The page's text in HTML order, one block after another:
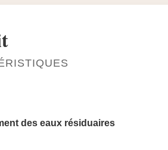
des eaux résiduaires